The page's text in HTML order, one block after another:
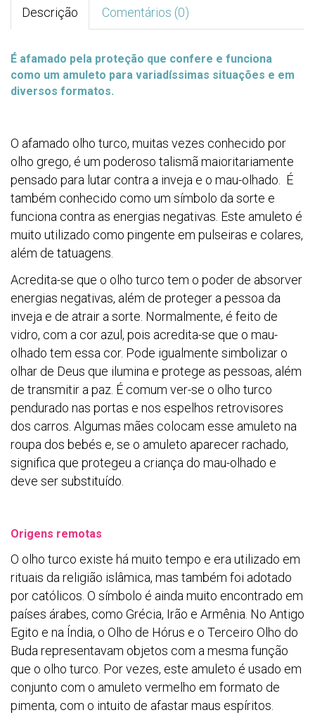
Descrição Comentários (0)
É afamado pela proteção que confere e funciona
como um amuleto para variadíssimas situações e em
diversos formatos.
O afamado olho turco, muitas vezes conhecido por
olho grego, é um poderoso talismã maioritariamente
pensado para lutar contra a inveja e o mau-olhado. É
também conhecido como um símbolo da sorte e
funciona contra as energias negativas. Este amuleto é
muito utilizado como pingente em pulseiras e colares,
além de tatuagens.
Acredita-se que o olho turco tem o poder de absorver
energias negativas, além de proteger a pessoa da
inveja e de atrair a sorte. Normalmente, é feito de
vidro, com a cor azul, pois acredita-se que o mau-
olhado tem essa cor. Pode igualmente simbolizar o
olhar de Deus que ilumina e protege as pessoas, além
de transmitir a paz. É comum ver-se o olho turco
pendurado nas portas e nos espelhos retrovisores
dos carros. Algumas mães colocam esse amuleto na
roupa dos bebés e, se o amuleto aparecer rachado,
significa que protegeu a criança do mau-olhado e
deve ser substituído.
Origens remotas
O olho turco existe há muito tempo e era utilizado em
rituais da religião islâmica, mas também foi adotado
por católicos. O símbolo é ainda muito encontrado em
países árabes, como Grécia, Irão e Armênia. No Antigo
Egito e na Índia, o Olho de Hórus e o Terceiro Olho do
Buda representavam objetos com a mesma função
que o olho turco. Por vezes, este amuleto é usado em
conjunto com o amuleto vermelho em formato de
pimenta, com o intuito de afastar maus espíritos.